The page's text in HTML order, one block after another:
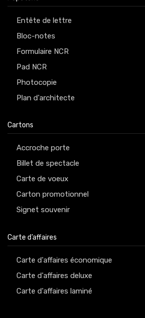
Entête de lettre
Bloc-notes
Formulaire NCR
Pad NCR
Photocopie
Plan d'architecte
Cartons
Accroche porte
Billet de spectacle
Carte de voeux
Carton promotionnel
Signet souvenir
Carte d’affaires
Carte d'affaires économique
Carte d'affaires deluxe
Carte d'affaires laminé